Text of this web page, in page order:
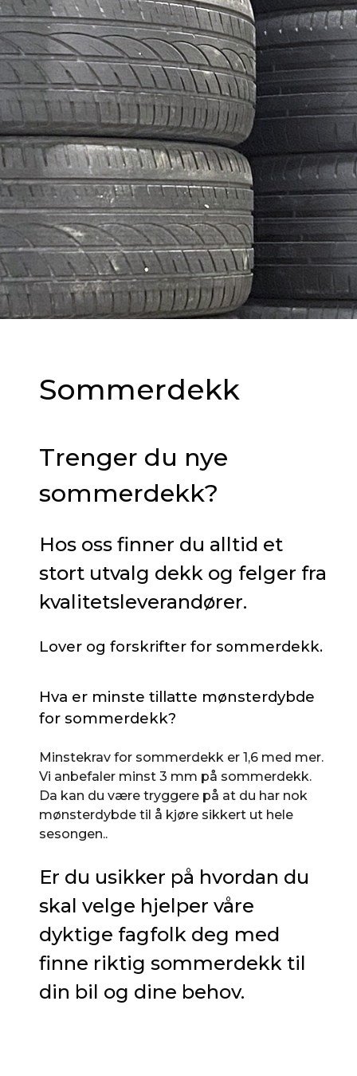
Sommerdekk
Trenger du nye
sommerdekk?
Hos oss finner du alltid et
stort utvalg dekk og felger fra
kvalitetsleverandører.
Lover og forskrifter for sommerdekk.
Hva er minste tillatte mønsterdybde
for sommerdekk?
Minstekrav for sommerdekk er 1,6 med mer.
Vi anbefaler minst 3 mm på sommerdekk.
Da kan du være tryggere på at du har nok
mønsterdybde til å kjøre sikkert ut hele
sesongen..
Er du usikker på hvordan du
skal velge hjelper våre
dyktige fagfolk deg med
finne riktig sommerdekk til
din bil og dine behov.